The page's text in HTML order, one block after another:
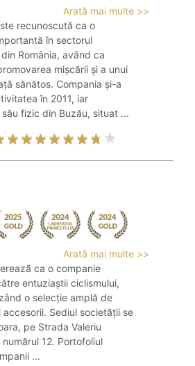
Arată mai multe >>
recunoscută ca o
în sectorul
România, având ca
mișcării și a unui
sănătos. Compania și-a
în 2011, iar
fizic din Buzău, situat ...
Arată mai multe >>
ca o companie
entuziaștii ciclismului,
o selecție amplă de
accesorii. Sediul societății se
pe Strada Valeriu
numărul 12. Portofoliul
...